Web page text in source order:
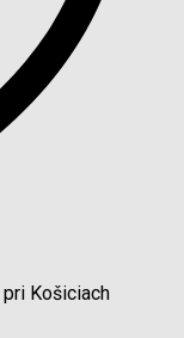
Košiciach